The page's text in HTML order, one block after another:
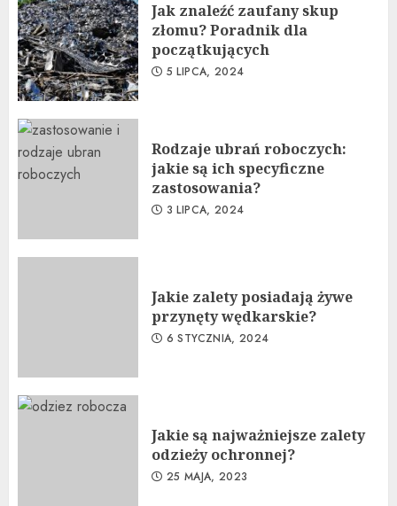
Jak znaleźć zaufany skup
złomu? Poradnik dla
początkujących
5 LIPCA, 2024
Rodzaje ubrań roboczych:
jakie są ich specyficzne
zastosowania?
3 LIPCA, 2024
Jakie zalety posiadają żywe
przynęty wędkarskie?
6 STYCZNIA, 2024
Jakie są najważniejsze zalety
odzieży ochronnej?
25 MAJA, 2023